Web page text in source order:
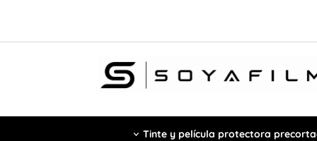
Tinte y película protectora